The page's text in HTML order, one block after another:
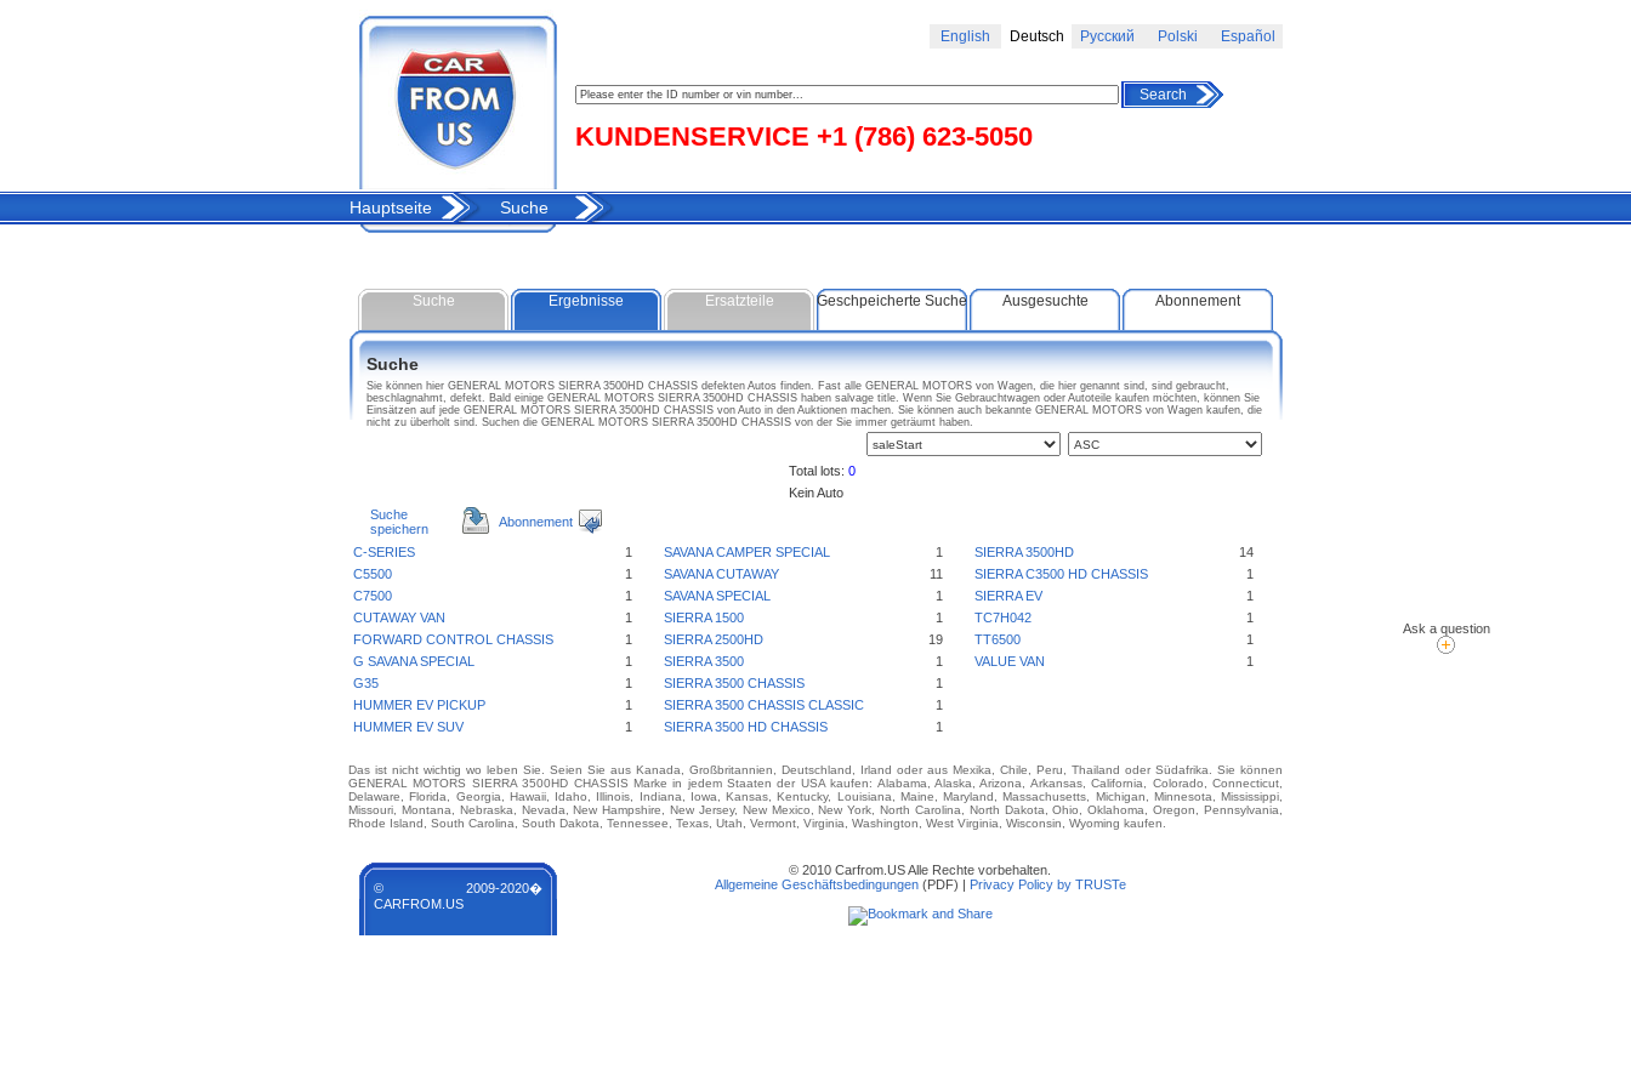
Ask a question
English Deutsch Русский Polski Español
KUNDENSERVICE +1 (786) 623-5050
Search
Hauptseite Suche
Suche Ergebnisse Ersatzteile Geschpeicherte Suche Ausgesuchte Abonnement
Suche
Sie können hier GENERAL MOTORS SIERRA 3500HD CHASSIS defekten Autos finden. Fast alle GENERAL MOTORS von Wagen, die hier genannt sind, sind gebraucht,
beschlagnahmt, defekt. Bald einige GENERAL MOTORS SIERRA 3500HD CHASSIS haben salvage title. Wenn Sie Gebrauchtwagen oder Autoteile kaufen möchten, können Sie
Einsätzen auf jede GENERAL MOTORS SIERRA 3500HD CHASSIS von Auto in den Auktionen machen. Sie können auch bekannte GENERAL MOTORS von Wagen kaufen, die
nicht zu überholt sind. Suchen die GENERAL MOTORS SIERRA 3500HD CHASSIS von der Sie immer geträumt haben.
Total lots: 0
Kein Auto
Suche
speichern
Abonnement
C-SERIES 1 SAVANA CAMPER SPECIAL 1 SIERRA 3500HD
14
C5500
1 SAVANA CUTAWAY 11 SIERRA C3500 HD CHASSIS
1
C7500
1 SAVANA SPECIAL 1 SIERRA EV
1
CUTAWAY VAN
1 SIERRA 1500 1 TC7H042
1
FORWARD CONTROL CHASSIS
1 SIERRA 2500HD 19 TT6500
1
G SAVANA SPECIAL
1 SIERRA 3500 1 VALUE VAN
1
G35
1 SIERRA 3500 CHASSIS
1
HUMMER EV PICKUP
1 SIERRA 3500 CHASSIS CLASSIC
1
HUMMER EV SUV
1 SIERRA 3500 HD CHASSIS 1
Das ist nicht wichtig wo leben Sie. Seien Sie aus Kanada, Großbritannien, Deutschland, Irland oder aus Mexika, Chile, Peru, Thailand oder Südafrika. Sie können
GENERAL MOTORS SIERRA 3500HD CHASSIS Marke in jedem Staaten der USA kaufen: Alabama, Alaska, Arizona, Arkansas, California, Colorado, Connecticut,
Delaware, Florida, Georgia, Hawaii, Idaho, Illinois, Indiana, Iowa, Kansas, Kentucky, Louisiana, Maine, Maryland, Massachusetts, Michigan, Minnesota, Mississippi,
Missouri, Montana, Nebraska, Nevada, New Hampshire, New Jersey, New Mexico, New York, North Carolina, North Dakota, Ohio, Oklahoma, Oregon, Pennsylvania,
Rhode Island, South Carolina, South Dakota, Tennessee, Texas, Utah, Vermont, Virginia, Washington, West Virginia, Wisconsin, Wyoming kaufen.
© 2009-2020�
CARFROM.US
© 2010 Carfrom.US Alle Rechte vorbehalten.
Allgemeine Geschäftsbedingungen(PDF) | Privacy Policy by TRUSTe